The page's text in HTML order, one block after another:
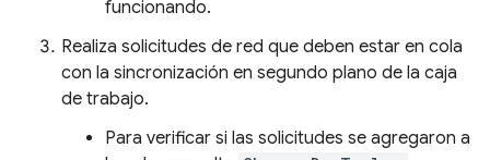
funcionando.
Realiza solicitudes de red que deben estar en cola
con la sincronización en segundo plano de la caja
de trabajo.
Para verificar si las solicitudes se agregaron a